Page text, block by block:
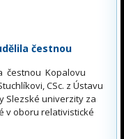
čestnou
čestnou Kopalovu
CSc. z Ústavu
Slezské univerzity za
v oboru relativistické